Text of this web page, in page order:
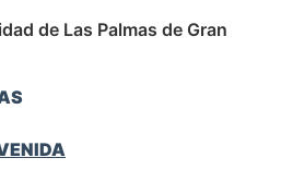
de Las Palmas de Gran